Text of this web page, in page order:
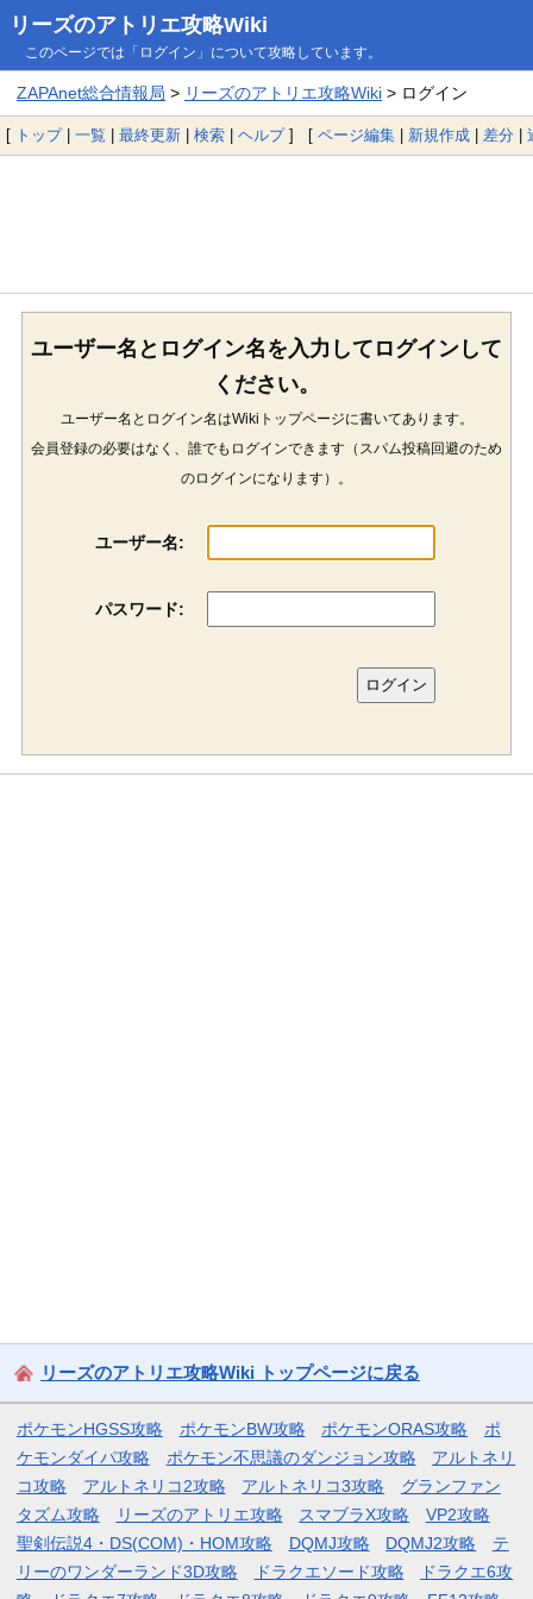
リーズのアトリエ攻略Wiki
このページでは「ログイン」について攻略しています。
ZAPAnet総合情報局 > リーズのアトリエ攻略Wiki> ログイン
[ トップ| 一覧 | 最終更新 | 検索 | ヘルプ] [ ページ編集 | 新規作成 | 差分 |
ユーザー名とログイン名を入力してログインして
ください。
ユーザー名とログイン名はWikiトップページに書いてあります。
会員登録の必要はなく、誰でもログインできます（スパム投稿回避のため
のログインになります）。
ユーザー名:
パスワード:
リーズのアトリエ攻略Wiki トップページに戻る
ポケモンHGSS攻略 ポケモンBW攻略 ポケモンORAS攻略
ポ
ケモンダイパ攻略
ポケモン不思議のダンジョン攻略
アルトネリ
コ攻略
アルトネリコ2攻略 アルトネリコ3攻略
グランファン
タズム攻略
リーズのアトリエ攻略 スマブラX攻略
VP2攻略
聖剣伝説4・DS(COM)・HOM攻略
DQMJ攻略 DQMJ2攻略
テ
リーのワンダーランド3D攻略
ドラクエソード攻略
ドラクエ6攻